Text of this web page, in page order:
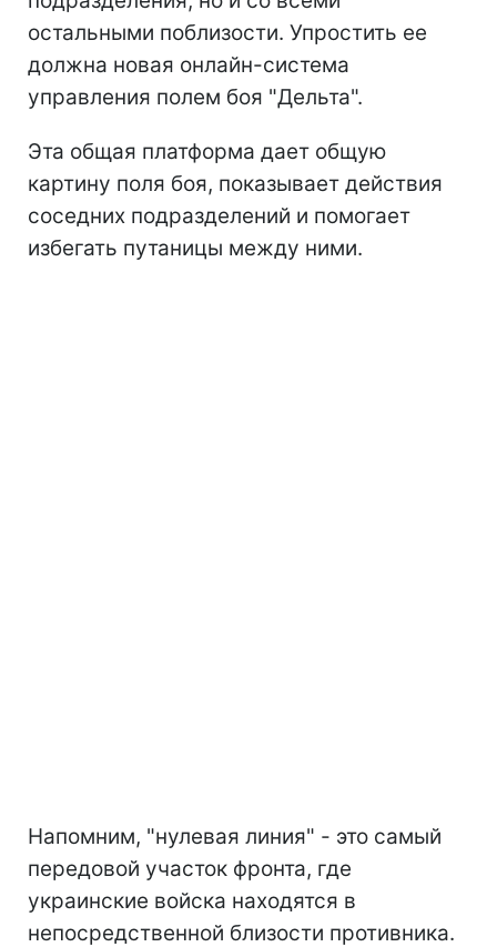
остальными поблизости. Упростить ее
должна новая онлайн-система
управления полем боя "Дельта".
Эта общая платформа дает общую
картину поля боя, показывает действия
соседних подразделений и помогает
избегать путаницы между ними.
Напомним, "нулевая линия" - это самый
передовой участок фронта, где
украинские войска находятся в
непосредственной близости противника.